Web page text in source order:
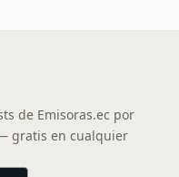
de Emisoras.ec por
gratis en cualquier